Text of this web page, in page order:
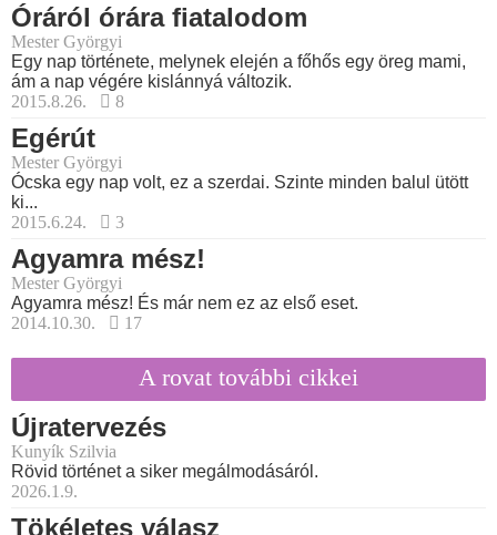
Óráról órára fiatalodom
Mester Györgyi
Egy nap története, melynek elején a főhős egy öreg mami,
ám a nap végére kislánnyá változik.
2015.8.26.
8
Egérút
Mester Györgyi
Ócska egy nap volt, ez a szerdai. Szinte minden balul ütött
ki...
2015.6.24.
3
Agyamra mész!
Mester Györgyi
Agyamra mész! És már nem ez az első eset.
2014.10.30.
17
A rovat további cikkei
Újratervezés
Kunyík Szilvia
Rövid történet a siker megálmodásáról.
2026.1.9.
Tökéletes válasz